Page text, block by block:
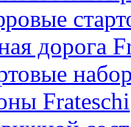
дорога
Frateschi